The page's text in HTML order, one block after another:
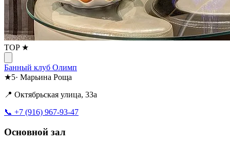
TOP ★
Банный клуб Олимп
★5· Марьина Роща
📍 Октябрьская улица, 33а
📞 +7 (916) 967-93-47
Основной зал